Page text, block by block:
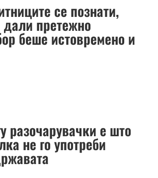
се познати,
претежно
беше истовремено и
e што
не го употреби